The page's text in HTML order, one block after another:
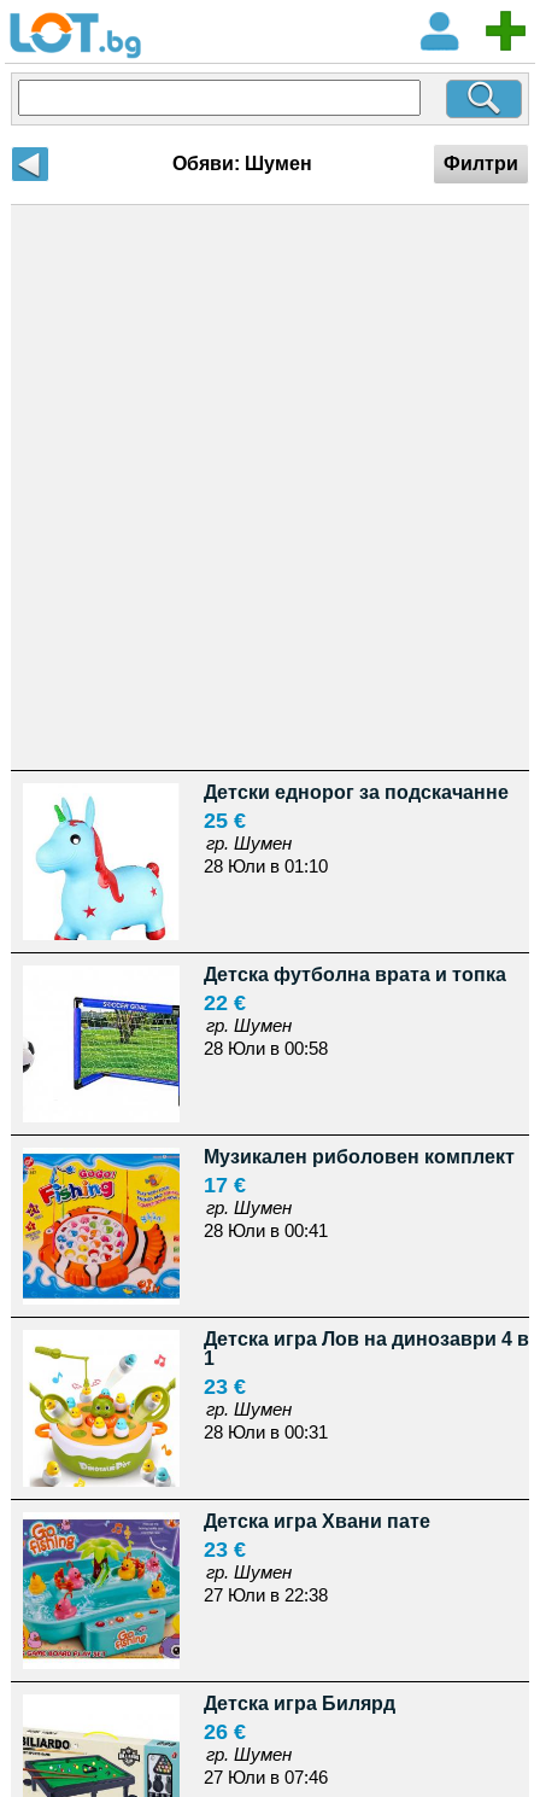
Обяви: Шумен Филтри
Детски еднорог за подскачанне
25 €
гр. Шумен
28 Юли в 01:10
Детска футболна врата и топка
22 €
гр. Шумен
28 Юли в 00:58
Музикален риболовен комплект
17 €
гр. Шумен
28 Юли в 00:41
Детска игра Лов на динозаври 4 в
1
23 €
гр. Шумен
28 Юли в 00:31
Детска игра Хвани пате
23 €
гр. Шумен
27 Юли в 22:38
Детска игра Билярд
26 €
гр. Шумен
27 Юли в 07:46